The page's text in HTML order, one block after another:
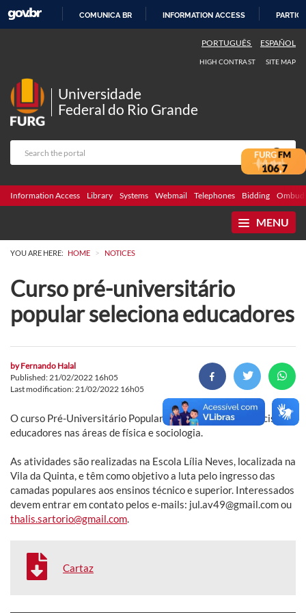
COMUNICA BR INFORMATION ACCESS
PORTUGUÊS ESPAÑOL
HIGH CONTRAST SITE MAP
Universidade
Federal do Rio Grande
Information Access Library Systems Webmail Telephones Bidding
MENU
YOU ARE HERE: HOME > NOTICES
Curso pré-universitário
popular seleciona educadores
byFernando Halal
Published: 21/02/2022 16h05
Last modification: 21/02/2022 16h05
O curso Pré-Universitário Popular Quinta Superação precisa de
educadores nas áreas de física e sociologia.
As atividades são realizadas na Escola Lília Neves, localizada na
Vila da Quinta, e têm como objetivo a luta pelo ingresso das
camadas populares aos ensinos técnico e superior. Interessados
devem entrar em contato pelos e-mails: jul.av49@gmail.com ou
thalis.sartorio@gmail.com
Cartaz